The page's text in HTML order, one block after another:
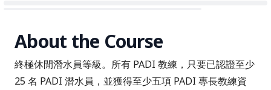
About the Course
終極休閒潛水員等級。所有 PADI 教練，只要已認證至少
25 名 PADI 潛水員，並獲得至少五項 PADI 專長教練資